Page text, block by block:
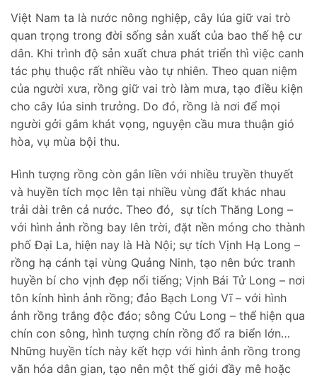
Việt Nam ta là nước nông nghiệp, cây lúa giữ vai trò
quan trọng trong đời sống sản xuất của bao thế hệ cư
dân. Khi trình độ sản xuất chưa phát triển thì việc canh
tác phụ thuộc rất nhiều vào tự nhiên. Theo quan niệm
của người xưa, rồng giữ vai trò làm mưa, tạo điều kiện
cho cây lúa sinh trưởng. Do đó, rồng là nơi để mọi
người gởi gắm khát vọng, nguyện cầu mưa thuận gió
hòa, vụ mùa bội thu.
Hình tượng rồng còn gắn liền với nhiều truyền thuyết
và huyền tích mọc lên tại nhiều vùng đất khác nhau
trải dài trên cả nước. Theo đó, sự tích Thăng Long –
với hình ảnh rồng bay lên trời, đặt nền móng cho thành
phố Đại La, hiện nay là Hà Nội; sự tích Vịnh Hạ Long –
rồng hạ cánh tại vùng Quảng Ninh, tạo nên bức tranh
huyền bí cho vịnh đẹp nổi tiếng; Vịnh Bái Tử Long – nơi
tôn kính hình ảnh rồng; đảo Bạch Long Vĩ – với hình
ảnh rồng trắng độc đáo; sông Cửu Long – thể hiện qua
chín con sông, hình tượng chín rồng đổ ra biển lớn…
Những huyền tích này kết hợp với hình ảnh rồng trong
văn hóa dân gian, tạo nên một thế giới đầy mê hoặc